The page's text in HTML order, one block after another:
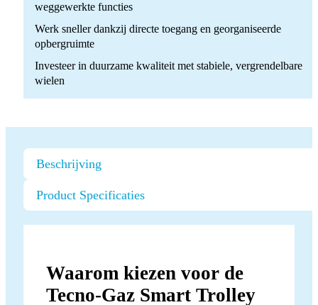
weggewerkte functies
Werk sneller dankzij directe toegang en georganiseerde
opbergruimte
Investeer in duurzame kwaliteit met stabiele, vergrendelbare
wielen
Beschrijving
Product Specificaties
Waarom kiezen voor de
Tecno-Gaz Smart Trolley